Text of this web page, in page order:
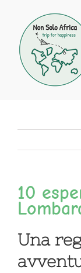
contenuto
10
Una